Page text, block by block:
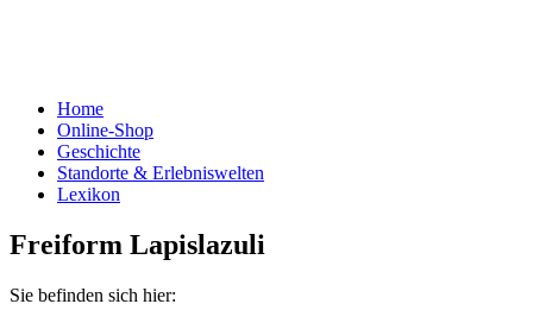
Home
Online-Shop
Geschichte
Standorte & Erlebniswelten
Lexikon
Freiform Lapislazuli
Sie befinden sich hier: